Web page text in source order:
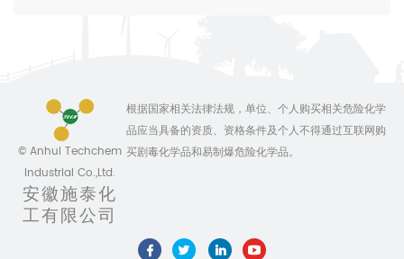
© Anhui Techchem
Industrial Co.,Ltd.
安徽施泰化
工有限公司
根据国家相关法律法规，单位、个人购买相关危险化学
品应当具备的资质、资格条件及个人不得通过互联网购
买剧毒化学品和易制爆危险化学品。